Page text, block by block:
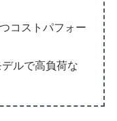
コストパフォー
ルで高負荷な